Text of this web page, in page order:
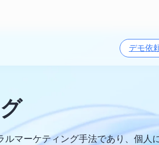
デモ依
マーケティング手法であり、個人